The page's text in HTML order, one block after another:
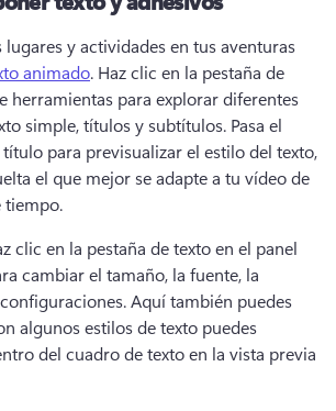
lugares y actividades en tus aventuras
animado. Haz clic en la pestaña de
herramientas para explorar diferentes
simple, títulos y subtítulos. Pasa el
para previsualizar el estilo del texto,
el que mejor se adapte a tu vídeo de
tiempo.
clic en la pestaña de texto en el panel
cambiar el tamaño, la fuente, la
Aquí también puedes
algunos estilos de texto puedes
del cuadro de texto en la vista previa